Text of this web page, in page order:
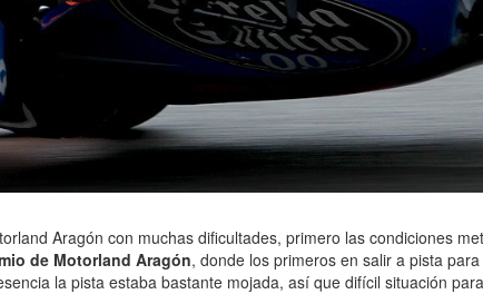
Aragón con muchas dificultades, primero las condiciones
de Motorland Aragón, donde los primeros en salir a pista
la pista estaba bastante mojada, así que difícil situación